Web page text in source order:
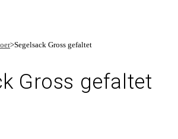
>Segelsack Gross gefaltet
Gross gefaltet